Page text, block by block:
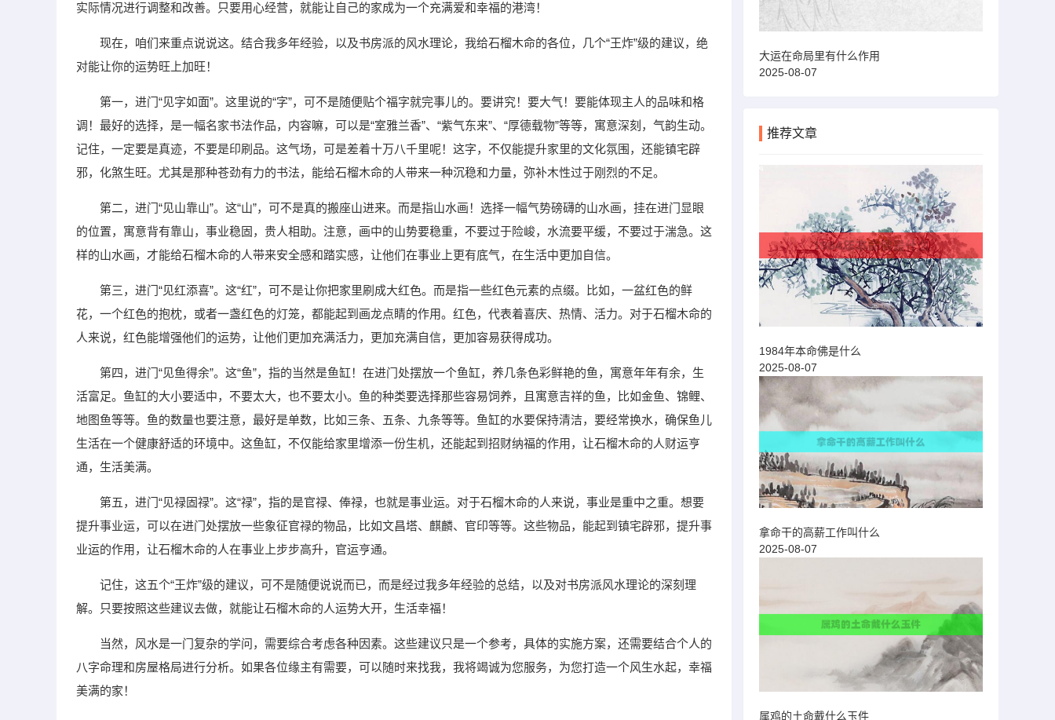
实际情况进行调整和改善。只要用心经营，就能让自己的家成为一个充满爱和幸福的港湾！
现在，咱们来重点说说这。结合我多年经验，以及书房派的风水理论，我给石榴木命的各位，几个“王炸”级的建议，绝
对能让你的运势旺上加旺！
第一，进门“见字如面”。这里说的“字”，可不是随便贴个福字就完事儿的。要讲究！要大气！要能体现主人的品味和格
调！最好的选择，是一幅名家书法作品，内容嘛，可以是“室雅兰香”、“紫气东来”、“厚德载物”等等，寓意深刻，气韵生动。
记住，一定要是真迹，不要是印刷品。这气场，可是差着十万八千里呢！这字，不仅能提升家里的文化氛围，还能镇宅辟
邪，化煞生旺。尤其是那种苍劲有力的书法，能给石榴木命的人带来一种沉稳和力量，弥补木性过于刚烈的不足。
第二，进门“见山靠山”。这“山”，可不是真的搬座山进来。而是指山水画！选择一幅气势磅礴的山水画，挂在进门显眼
的位置，寓意背有靠山，事业稳固，贵人相助。注意，画中的山势要稳重，不要过于险峻，水流要平缓，不要过于湍急。这
样的山水画，才能给石榴木命的人带来安全感和踏实感，让他们在事业上更有底气，在生活中更加自信。
第三，进门“见红添喜”。这“红”，可不是让你把家里刷成大红色。而是指一些红色元素的点缀。比如，一盆红色的鲜
花，一个红色的抱枕，或者一盏红色的灯笼，都能起到画龙点睛的作用。红色，代表着喜庆、热情、活力。对于石榴木命的
人来说，红色能增强他们的运势，让他们更加充满活力，更加充满自信，更加容易获得成功。
第四，进门“见鱼得余”。这“鱼”，指的当然是鱼缸！在进门处摆放一个鱼缸，养几条色彩鲜艳的鱼，寓意年年有余，生
活富足。鱼缸的大小要适中，不要太大，也不要太小。鱼的种类要选择那些容易饲养，且寓意吉祥的鱼，比如金鱼、锦鲤、
地图鱼等等。鱼的数量也要注意，最好是单数，比如三条、五条、九条等等。鱼缸的水要保持清洁，要经常换水，确保鱼儿
生活在一个健康舒适的环境中。这鱼缸，不仅能给家里增添一份生机，还能起到招财纳福的作用，让石榴木命的人财运亨
通，生活美满。
第五，进门“见禄固禄”。这“禄”，指的是官禄、俸禄，也就是事业运。对于石榴木命的人来说，事业是重中之重。想要
提升事业运，可以在进门处摆放一些象征官禄的物品，比如文昌塔、麒麟、官印等等。这些物品，能起到镇宅辟邪，提升事
业运的作用，让石榴木命的人在事业上步步高升，官运亨通。
记住，这五个“王炸”级的建议，可不是随便说说而已，而是经过我多年经验的总结，以及对书房派风水理论的深刻理
解。只要按照这些建议去做，就能让石榴木命的人运势大开，生活幸福！
当然，风水是一门复杂的学问，需要综合考虑各种因素。这些建议只是一个参考，具体的实施方案，还需要结合个人的
八字命理和房屋格局进行分析。如果各位缘主有需要，可以随时来找我，我将竭诚为您服务，为您打造一个风生水起，幸福
美满的家！
大运在命局里有什么作用
2025-08-07
推荐文章
1984年本命佛是什么
2025-08-07
拿命干的高薪工作叫什么
2025-08-07
属鸡的土命戴什么玉件